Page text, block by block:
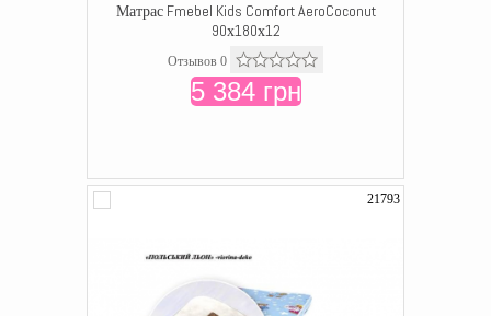
Матрас Fmebel Kids Comfort AeroCoconut
90х180х12
Отзывов 0
5 384 грн
21793